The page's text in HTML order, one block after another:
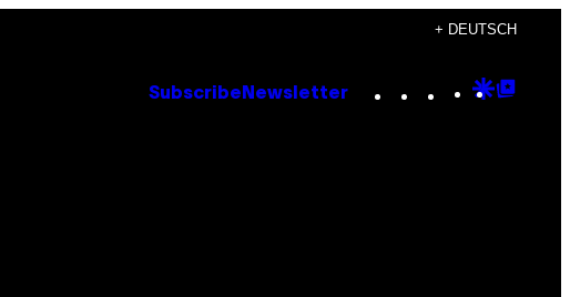
+ DEUTSCH
Subscribe Newsletter Instagram
TikTok
YouTube
Google